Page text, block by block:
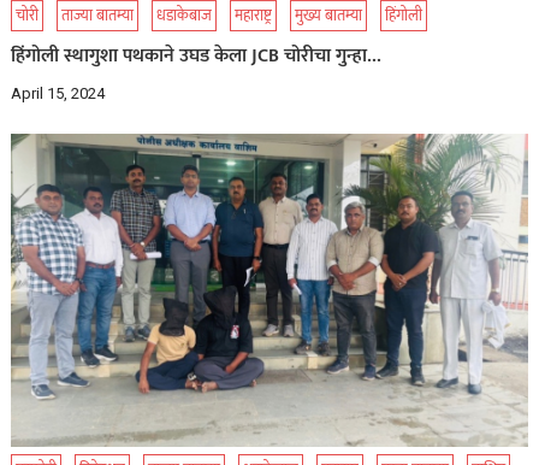
चोरी ताज्या बातम्या धडाकेबाज महाराष्ट्र मुख्य बातम्या हिंगोली
हिंगोली स्थागुशा पथकाने उघड केला JCB चोरीचा गुन्हा…
April 15, 2024